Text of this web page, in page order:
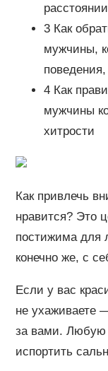
3 Как
мужчины,
4 Как
мужчины
хитрости
Как привлечь
нравится? Это
постижима для
конечно же, с
Если у вас
не ухаживаете
за вами. Любую
испортить